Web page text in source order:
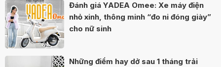
Đánh giá YADEA Omee: Xe máy điện
nhỏ xinh, thông minh “đo ni đóng giày”
cho nữ sinh
Những điểm hay dở sau 1 tháng trải